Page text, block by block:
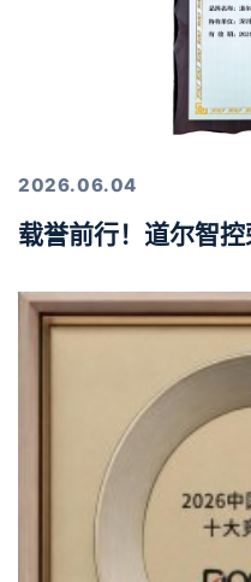
2026.06.04
载誉前行！道尔智